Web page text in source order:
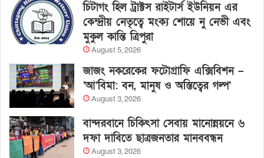
চিটাগং হিল ট্রাক্টস রাইটার্স ইউনিয়ন এর
কেন্দ্রীয় নেতৃত্বে মংক্য শোয়ে নু নেভী এবং
মুকুল কান্তি ত্রিপুরা
August 5, 2026
জাজং নকরেকের ফটোগ্রাফি এক্সিবিশন –
‘আ’বিমা: বন, মানুষ ও অস্তিত্বের গল্প’
August 3, 2026
বান্দরবানে চিকিৎসা সেবায় মানোন্নয়নে ৬
দফা দাবিতে ছাত্রজনতার মানববন্ধন
August 3, 2026